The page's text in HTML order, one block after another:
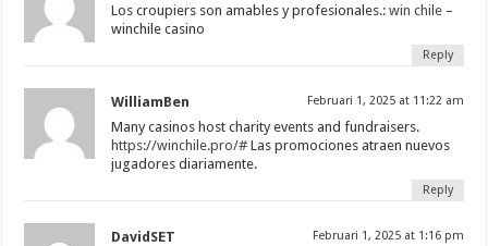
Los croupiers son amables y profesionales.:win chile –
winchile casino
Reply
WilliamBen Februari 1, 2025 at 11:22 am
Many casinos host charity events and fundraisers.
https://winchile.pro/# Las promociones atraen nuevos
jugadores diariamente.
Reply
DavidSET Februari 1, 2025 at 1:16 pm